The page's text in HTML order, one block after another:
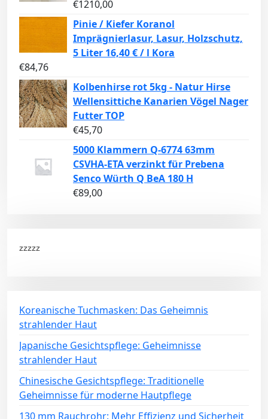
€1210,00
Pinie / Kiefer Koranol
Imprägnierlasur, Lasur, Holzschutz,
5 Liter 16,40 € / l Kora
€84,76
Kolbenhirse rot 5kg - Natur Hirse
Wellensittiche Kanarien Vögel Nager
Futter TOP
€45,70
5000 Klammern Q-6774 63mm
CSVHA-ETA verzinkt für Prebena
Senco Würth Q BeA 180 H
€89,00
zzzzz
Koreanische Tuchmasken: Das Geheimnis
strahlender Haut
Japanische Gesichtspflege: Geheimnisse
strahlender Haut
Chinesische Gesichtspflege: Traditionelle
Geheimnisse für moderne Hautpflege
130 mm Rauchrohr: Mehr Effizienz und Sicherheit